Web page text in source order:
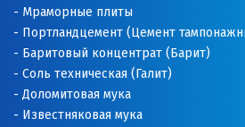
Мраморные плиты
Портландцемент (Цемент
Баритовый концентрат (Барит)
Соль техническая (Галит)
Доломитовая мука
Известняковая мука